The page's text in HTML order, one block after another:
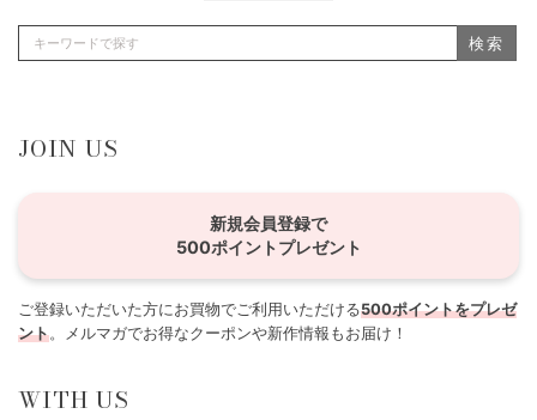
検索
JOIN US
新規会員登録で
500ポイントプレゼント
ご登録いただいた方にお買物でご利用いただける500ポイントをプレゼ
ント。メルマガでお得なクーポンや新作情報もお届け！
WITH US